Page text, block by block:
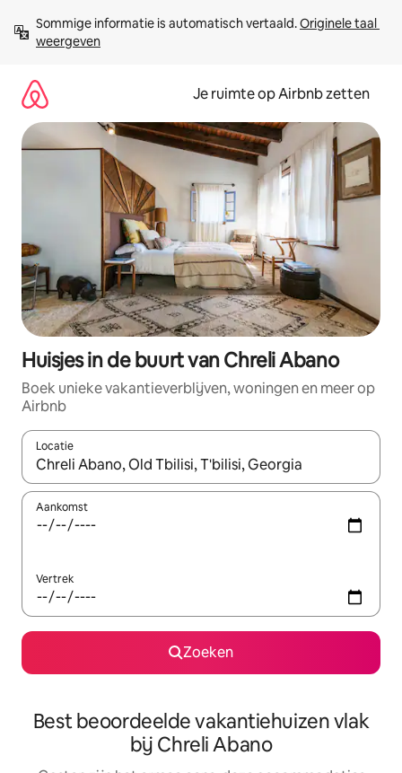
direct
naar
Sommige informatie is automatisch vertaald. Originele taal
weergeven
Je ruimte op Airbnb zetten
Huisjes in de buurt van Chreli Abano
Boek unieke vakantieverblijven, woningen en meer op
Airbnb
Locatie
Wanneer er suggesties beschikbaar zijn, maak je een keuze
Aankomst
Vertrek
Zoeken
Best beoordeelde vakantiehuizen vlak
bij Chreli Abano